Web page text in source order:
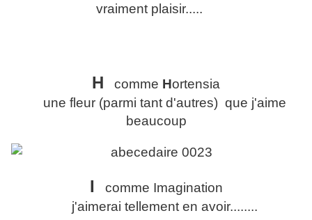
vraiment plaisir.....
H comme Hortensia
une fleur (parmi tant d'autres) que j'aime
beaucoup
I comme Imagination
j'aimerai tellement en avoir........